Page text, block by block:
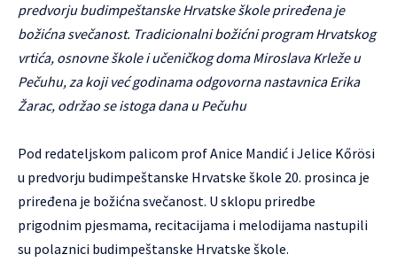
predvorju budimpeštanske Hrvatske škole priređena je
božićna svečanost. Tradicionalni božićni program Hrvatskog
vrtića, osnovne škole i učeničkog doma Miroslava Krleže u
Pečuhu, za koji već godinama odgovorna nastavnica Erika
Žarac, održao se istoga dana u Pečuhu
Pod redateljskom palicom prof Anice Mandić i Jelice Kőrösi
u predvorju budimpeštanske Hrvatske škole 20. prosinca je
priređena je božićna svečanost. U sklopu priredbe
prigodnim pjesmama, recitacijama i melodijama nastupili
su polaznici budimpeštanske Hrvatske škole.